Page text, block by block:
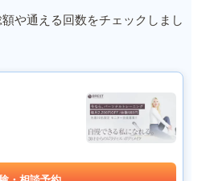
や通える回数をチェックしまし